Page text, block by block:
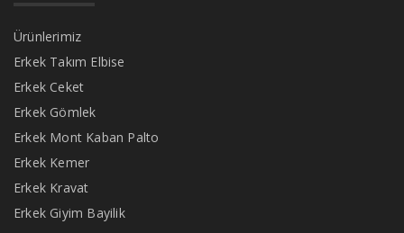
Ürünlerimiz
Erkek Takım Elbise
Erkek Ceket
Erkek Gömlek
Erkek Mont Kaban Palto
Erkek Kemer
Erkek Kravat
Erkek Giyim Bayilik